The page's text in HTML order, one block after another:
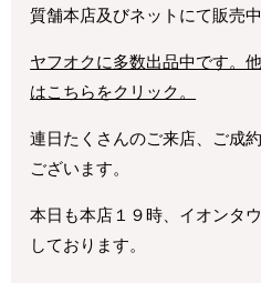
質舗本店及びネットにて販売中
ヤフオクに多数出品中です。
はこちらをクリック。
連日たくさんのご来店、ご成
ございます。
本日も本店１９時、イオンタ
しております。